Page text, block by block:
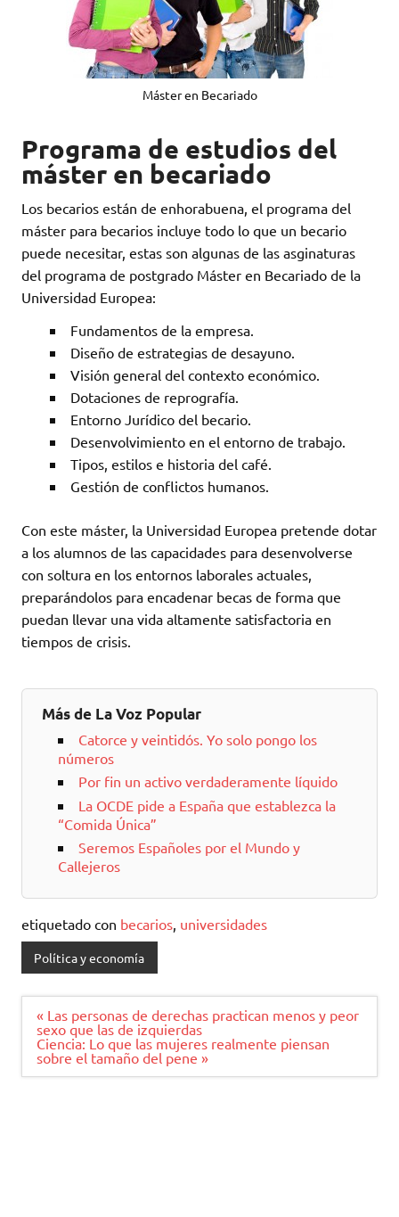
Máster en Becariado
Programa de estudios del
máster en becariado
Los becarios están de enhorabuena, el programa del
máster para becarios incluye todo lo que un becario
puede necesitar, estas son algunas de las asginaturas
del programa de postgrado Máster en Becariado de la
Universidad Europea:
Fundamentos de la empresa.
Diseño de estrategias de desayuno.
Visión general del contexto económico.
Dotaciones de reprografía.
Entorno Jurídico del becario.
Desenvolvimiento en el entorno de trabajo.
Tipos, estilos e historia del café.
Gestión de conflictos humanos.
Con este máster, la Universidad Europea pretende dotar
a los alumnos de las capacidades para desenvolverse
con soltura en los entornos laborales actuales,
preparándolos para encadenar becas de forma que
puedan llevar una vida altamente satisfactoria en
tiempos de crisis.
Más de La Voz Popular
Catorce y veintidós. Yo solo pongo los
números
Por fin un activo verdaderamente líquido
La OCDE pide a España que establezca la
“Comida Única”
Seremos Españoles por el Mundo y
Callejeros
etiquetado con becarios, universidades
Política y economía
Navegación
de
entradas
« Las personas de derechas practican menos y peor
sexo que las de izquierdas
Ciencia: Lo que las mujeres realmente piensan
sobre el tamaño del pene »